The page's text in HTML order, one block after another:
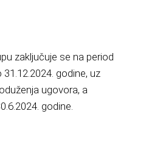
zaključuje se na period
31.12.2024. godine, uz
ugovora, a
godine.